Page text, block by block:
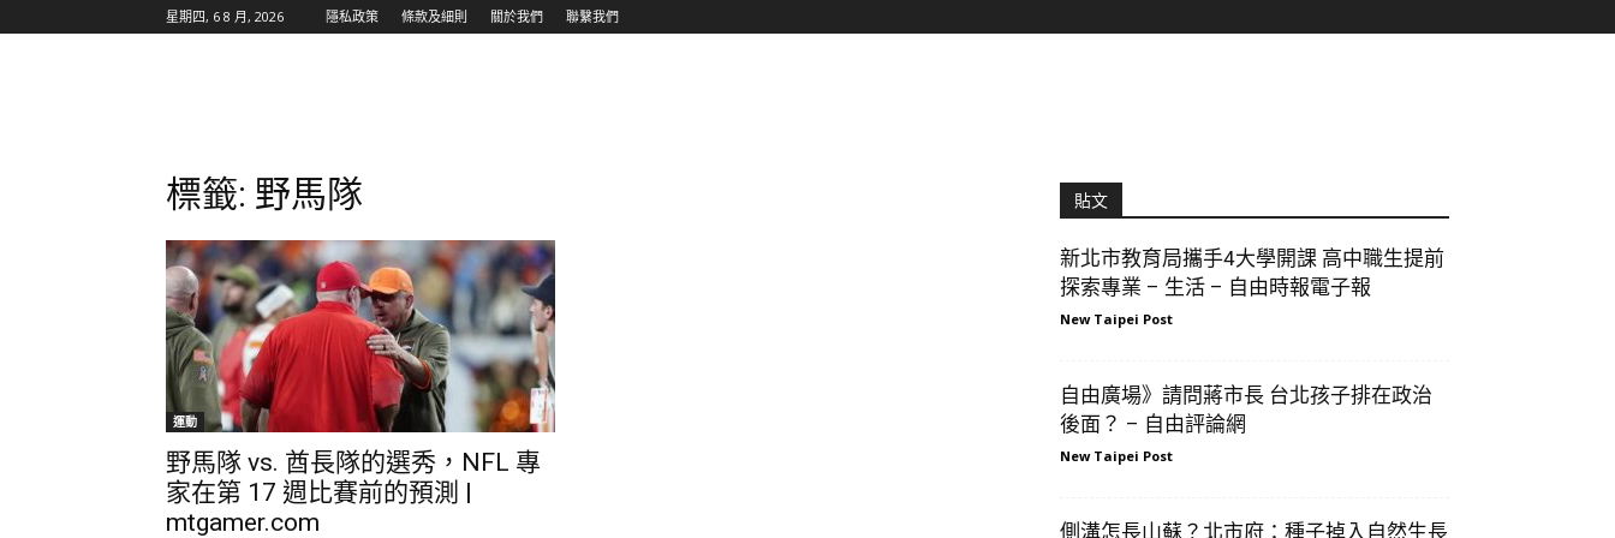
星期四, 6 8 月, 2026 隱私政策 條款及細則 關於我們 聯繫我們
標籤: 野馬隊
運動
野馬隊 vs. 酋長隊的選秀，NFL 專
家在第 17 週比賽前的預測 |
mtgamer.com
貼文
新北市教育局攜手4大學開課 高中職生提前
探索專業 – 生活 – 自由時報電子報
New Taipei Post
自由廣場》請問蔣市長 台北孩子排在政治
後面？ – 自由評論網
New Taipei Post
側溝怎長山蘇？北市府：種子掉入自然生長